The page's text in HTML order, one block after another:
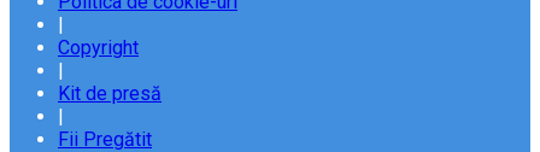
|
Copyright
|
Kit de presă
|
Fii Pregătit